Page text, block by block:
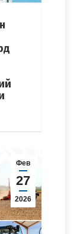
Фев
27
2026